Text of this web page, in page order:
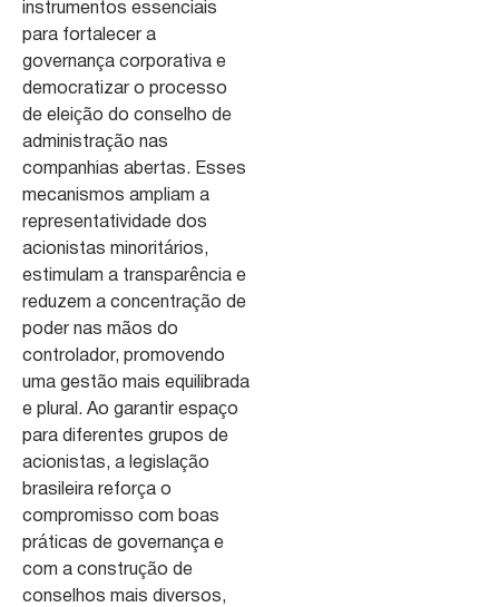
instrumentos essenciais
para fortalecer a
governança corporativa e
democratizar o processo
de eleição do conselho de
administração nas
companhias abertas. Esses
mecanismos ampliam a
representatividade dos
acionistas minoritários,
estimulam a transparência e
reduzem a concentração de
poder nas mãos do
controlador, promovendo
uma gestão mais equilibrada
e plural. Ao garantir espaço
para diferentes grupos de
acionistas, a legislação
brasileira reforça o
compromisso com boas
práticas de governança e
com a construção de
conselhos mais diversos,